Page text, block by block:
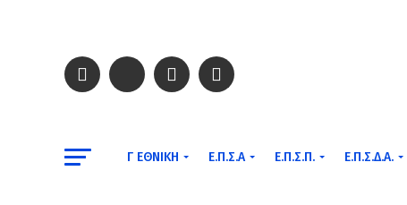
Γ ΕΘΝΙΚΉ Ε.Π.Σ.Α Ε.Π.Σ.Π. Ε.Π.Σ.Δ.Α.